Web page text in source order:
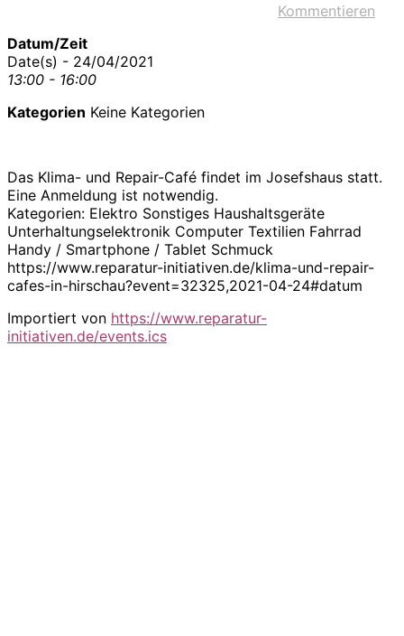
Kommentieren
Datum/Zeit
Date(s) - 24/04/2021
13:00 - 16:00
Kategorien Keine Kategorien
Das Klima- und Repair-Café findet im Josefshaus statt.
Eine Anmeldung ist notwendig.
Kategorien: Elektro Sonstiges Haushaltsgeräte
Unterhaltungselektronik Computer Textilien Fahrrad
Handy / Smartphone / Tablet Schmuck
https://www.reparatur-initiativen.de/klima-und-repair-
cafes-in-hirschau?event=32325,2021-04-24#datum
Importiert von https://www.reparatur-
initiativen.de/events.ics